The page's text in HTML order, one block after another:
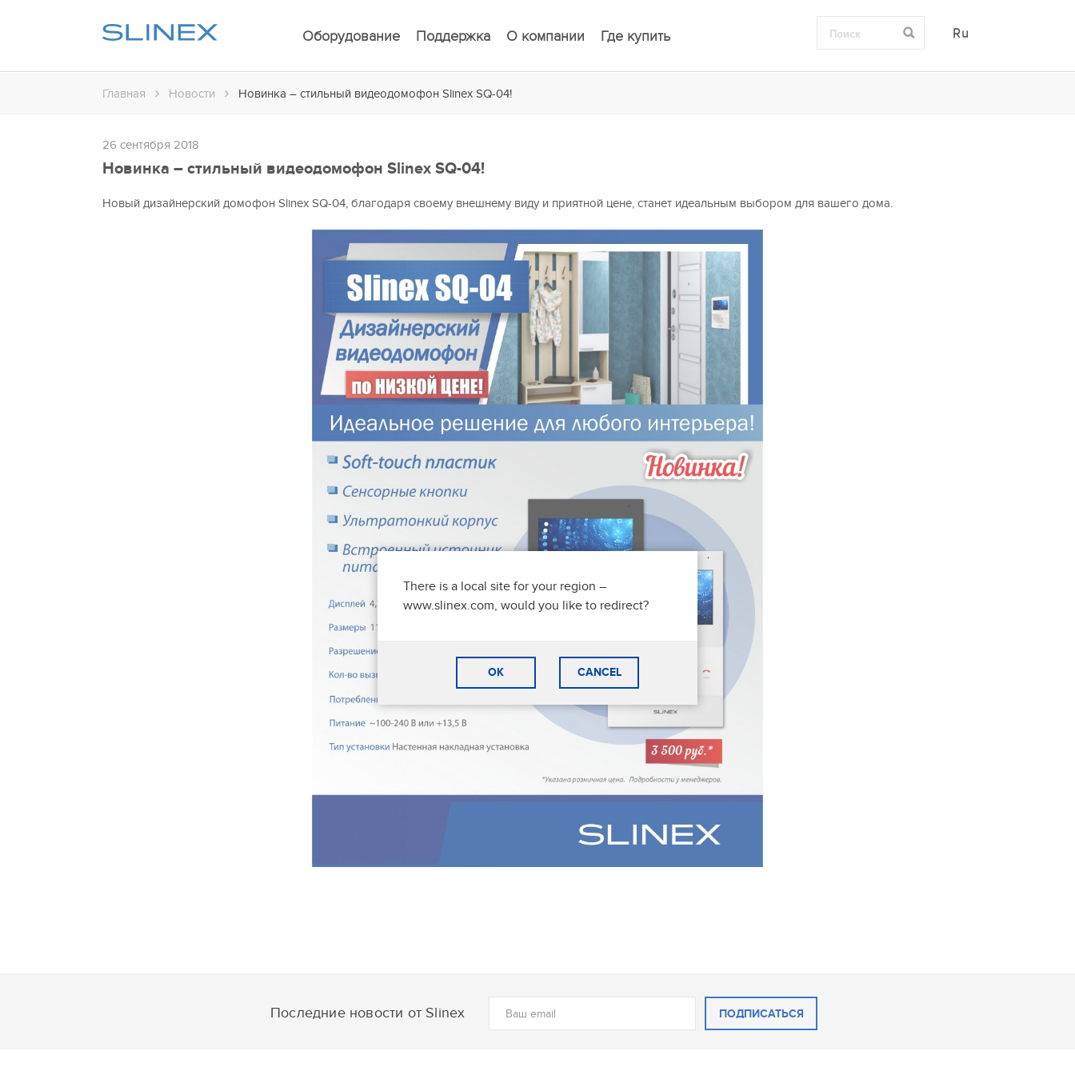
Оборудование Поддержка О компании Где купить Ru
Главная Новости Новинка – стильный видеодомофон Slinex SQ-04!
26 сентября 2018
Новинка – стильный видеодомофон Slinex SQ-04!
Новый дизайнерский домофон Slinex SQ-04, благодаря своему внешнему виду и приятной цене, станет идеальным выбором для вашего дома.
There is a local site for your region –
www.slinex.com, would you like to redirect?
OK CANCEL
Последние новости от Slinex ПОДПИСАТЬСЯ